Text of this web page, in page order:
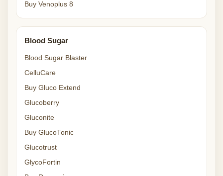
Buy Venoplus 8
Blood Sugar
Blood Sugar Blaster
CelluCare
Buy Gluco Extend
Glucoberry
Gluconite
Buy GlucoTonic
Glucotrust
GlycoFortin